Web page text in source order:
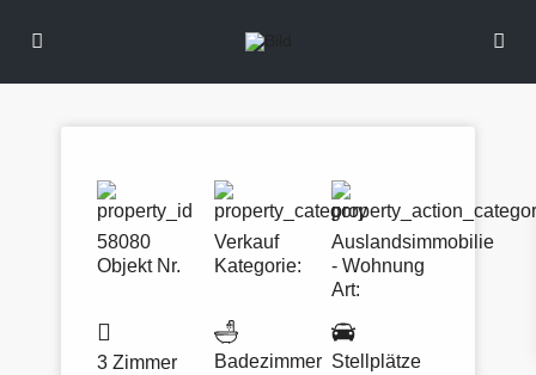
58080
Objekt Nr.
Verkauf
Kategorie:
Auslandsimmobilie
- Wohnung
Art:
3 Zimmer Badezimmer Stellplätze